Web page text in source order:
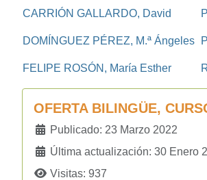
CARRIÓN GALLARDO, David
DOMÍNGUEZ PÉREZ, M.ª Ángeles
FELIPE ROSÓN, María Esther
OFERTA BILINGÜE,
Detalles
Publicado: 23 Marzo 2022
Última actualización: 30 Enero
Visitas: 937